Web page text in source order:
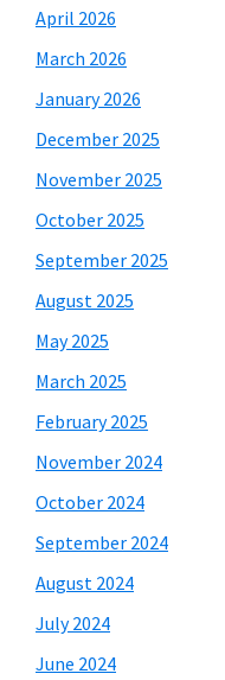
April 2026
March 2026
January 2026
December 2025
November 2025
October 2025
September 2025
August 2025
May 2025
March 2025
February 2025
November 2024
October 2024
September 2024
August 2024
July 2024
June 2024